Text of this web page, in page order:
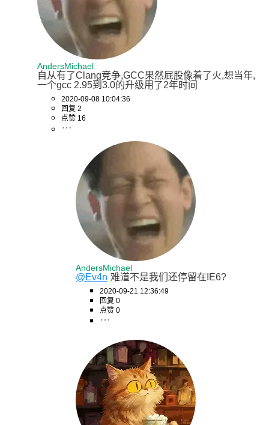
AndersMichael
自从有了Clang竞争,GCC果然屁股像着了火,想当年,
一个gcc 2.95到3.0的升级用了2年时间
2020-09-08 10:04:36
回复 2
点赞 16
AndersMichael
@Ev4n 难道不是我们还停留在IE6?
2020-09-21 12:36:49
回复 0
点赞 0